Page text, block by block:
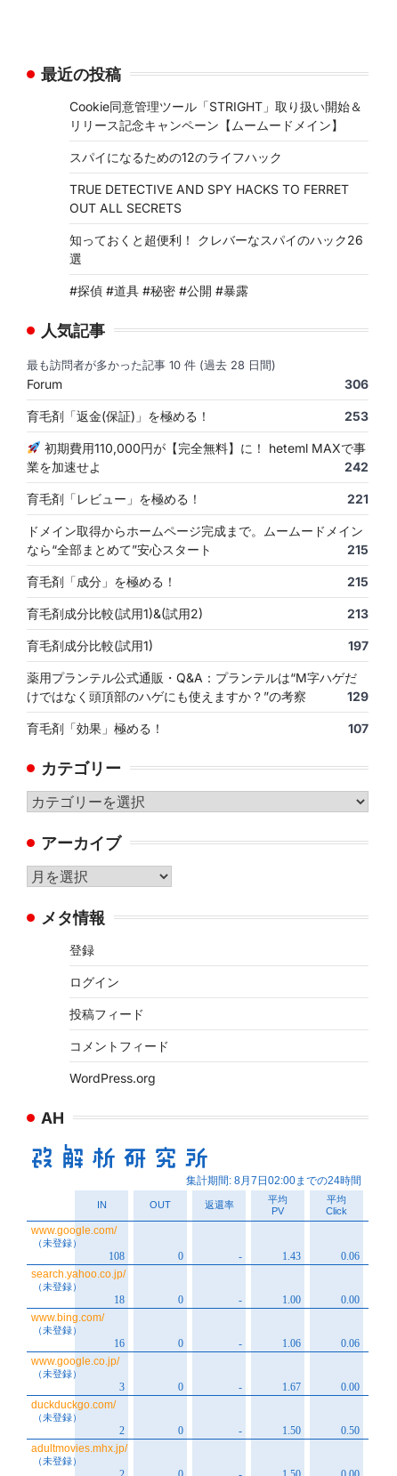
最近の投稿
Cookie同意管理ツール「STRIGHT」取り扱い開始＆
リリース記念キャンペーン【ムームードメイン】
スパイになるための12のライフハック
TRUE DETECTIVE AND SPY HACKS TO FERRET
OUT ALL SECRETS
知っておくと超便利！ クレバーなスパイのハック26
選
#探偵 #道具 #秘密 #公開 #暴露
人気記事
最も訪問者が多かった記事 10 件 (過去 28 日間)
Forum 306
育毛剤「返金(保証)」を極める！ 253
初期費用110,000円が【完全無料】に！ heteml MAXで事
業を加速せよ
242
育毛剤「レビュー」を極める！ 221
ドメイン取得からホームページ完成まで。ムームードメイン
なら“全部まとめて”安心スタート
215
育毛剤「成分」を極める！ 215
育毛剤成分比較(試用1)&(試用2) 213
育毛剤成分比較(試用1) 197
薬用プランテル公式通販・Q&A：プランテルは“M字ハゲだ
けではなく頭頂部のハゲにも使えますか？”の考察
129
育毛剤「効果」極める！ 107
カテゴリー
カ
ゴ
リ
ー
アーカイブ
ア
カ メタ情報
登録
ログイン
投稿フィード
コメントフィード
WordPress.org
AH